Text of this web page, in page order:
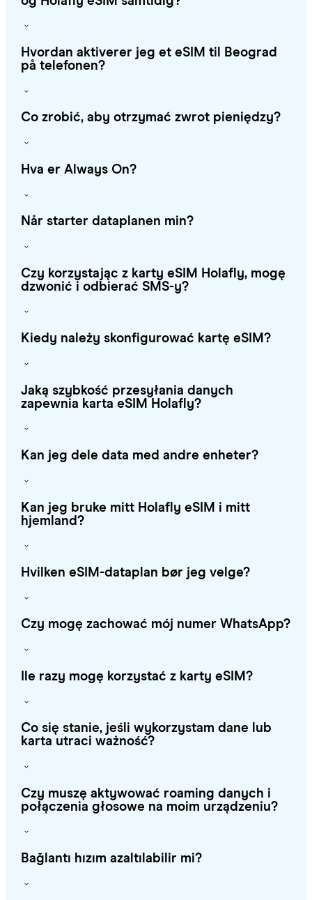
Hvordan aktiverer jeg et eSIM til Beograd
på telefonen?
Co zrobić, aby otrzymać zwrot pieniędzy?
Hva er Always On?
Når starter dataplanen min?
Czy korzystając z karty eSIM Holafly, mogę
dzwonić i odbierać SMS-y?
Kiedy należy skonfigurować kartę eSIM?
Jaką szybkość przesyłania danych
zapewnia karta eSIM Holafly?
Kan jeg dele data med andre enheter?
Kan jeg bruke mitt Holafly eSIM i mitt
hjemland?
Hvilken eSIM-dataplan bør jeg velge?
Czy mogę zachować mój numer WhatsApp?
Ile razy mogę korzystać z karty eSIM?
Co się stanie, jeśli wykorzystam dane lub
karta utraci ważność?
Czy muszę aktywować roaming danych i
połączenia głosowe na moim urządzeniu?
Bağlantı hızım azaltılabilir mi?